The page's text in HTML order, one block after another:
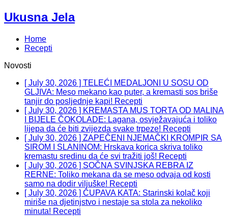
Ukusna Jela
Home
Recepti
Novosti
[ July 30, 2026 ] TELEĆI MEDALJONI U SOSU OD
GLJIVA: Meso mekano kao puter, a kremasti sos briše
tanjir do posljednje kapi! Recepti
[ July 30, 2026 ] KREMASTA MUS TORTA OD MALINA
I BIJELE ČOKOLADE: Lagana, osvježavajuća i toliko
lijepa da će biti zvijezda svake trpeze! Recepti
[ July 30, 2026 ] ZAPEČENI NJEMAČKI KROMPIR SA
SIROM I SLANINOM: Hrskava korica skriva toliko
kremastu sredinu da će svi tražiti još! Recepti
[ July 30, 2026 ] SOČNA SVINJSKA REBRA IZ
RERNE: Toliko mekana da se meso odvaja od kosti
samo na dodir viljuške! Recepti
[ July 30, 2026 ] ČUPAVA KATA: Starinski kolač koji
miriše na djetinjstvo i nestaje sa stola za nekoliko
minuta! Recepti